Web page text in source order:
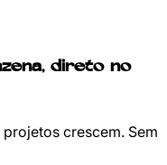
direto no
crescem. Sem